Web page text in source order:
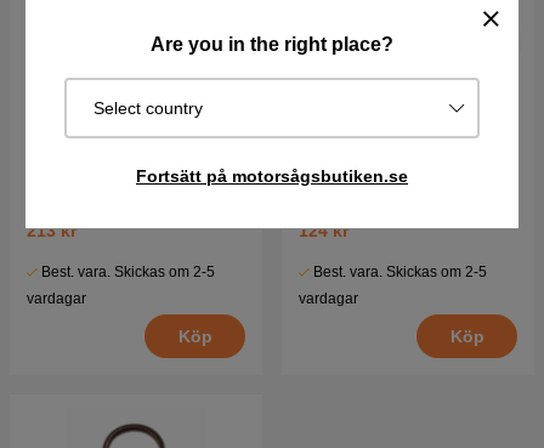
Are you in the right place?
Select country
Fortsätt på motorsågsbutiken.se
Remskiva, Idler
213 kr
Best. vara. Skickas om 2-5
vardagar
Köp
Bearing, Ball 11/16X1
124 kr
Best. vara. Skickas om 2-5
vardagar
Köp